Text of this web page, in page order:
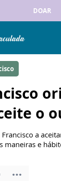
DOAR
o
a
maneiras e